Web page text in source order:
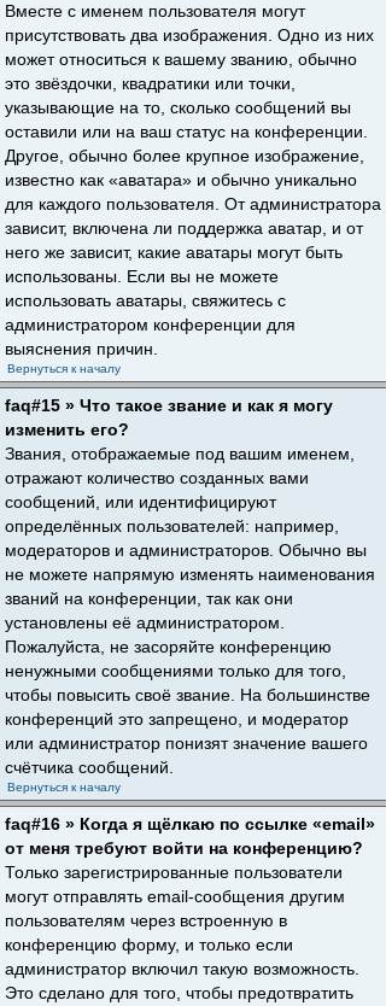
Вместе с именем пользователя могут
присутствовать два изображения. Одно из них
может относиться к вашему званию, обычно
это звёздочки, квадратики или точки,
указывающие на то, сколько сообщений вы
оставили или на ваш статус на конференции.
Другое, обычно более крупное изображение,
известно как «аватара» и обычно уникально
для каждого пользователя. От администратора
зависит, включена ли поддержка аватар, и от
него же зависит, какие аватары могут быть
использованы. Если вы не можете
использовать аватары, свяжитесь с
администратором конференции для
выяснения причин.
Вернуться к началу
faq#15 » Что такое звание и как я могу
изменить его?
Звания, отображаемые под вашим именем,
отражают количество созданных вами
сообщений, или идентифицируют
определённых пользователей: например,
модераторов и администраторов. Обычно вы
не можете напрямую изменять наименования
званий на конференции, так как они
установлены её администратором.
Пожалуйста, не засоряйте конференцию
ненужными сообщениями только для того,
чтобы повысить своё звание. На большинстве
конференций это запрещено, и модератор
или администратор понизят значение вашего
счётчика сообщений.
Вернуться к началу
faq#16 » Когда я щёлкаю по ссылке «email»
от меня требуют войти на конференцию?
Только зарегистрированные пользователи
могут отправлять email-сообщения другим
пользователям через встроенную в
конференцию форму, и только если
администратор включил такую возможность.
Это сделано для того, чтобы предотвратить